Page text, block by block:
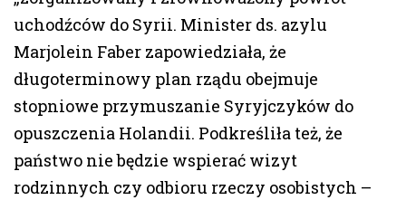
uchodźców do Syrii. Minister ds. azylu
Marjolein Faber zapowiedziała, że
długoterminowy plan rządu obejmuje
stopniowe przymuszanie Syryjczyków do
opuszczenia Holandii. Podkreśliła też, że
państwo nie będzie wspierać wizyt
rodzinnych czy odbioru rzeczy osobistych –